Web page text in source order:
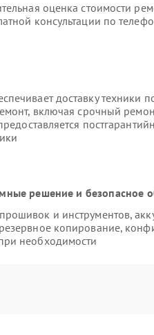
оценка стоимости
консультации по
доставку техники
включая срочный
решение и безопасное
и инструментов,
копирование,
необходимости